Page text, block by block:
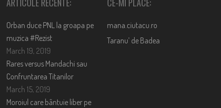
ARTICOLE RECENTE:
Orban duce PNL la groapa pe
muzica #Rezist
March 19, 2019
Rares versus Mandachi sau
Confruntarea Titanilor
March 15, 2019
Moroiul care bântuie liber pe
CE-MI PLACE:
mana.ciutacu.ro
Taranu’ de Badea